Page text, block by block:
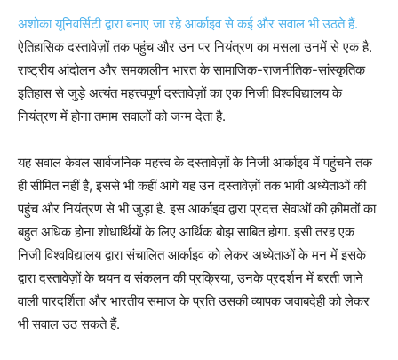
अशोका यूनिवर्सिटी द्वारा बनाए जा रहे आर्काइव से कई और सवाल भी उठते हैं.
ऐतिहासिक दस्तावेज़ों तक पहुंच और उन पर नियंत्रण का मसला उनमें से एक है.
राष्ट्रीय आंदोलन और समकालीन भारत के सामाजिक-राजनीतिक-सांस्कृतिक
इतिहास से जुड़े अत्यंत महत्त्वपूर्ण दस्तावेज़ों का एक निजी विश्वविद्यालय के
नियंत्रण में होना तमाम सवालों को जन्म देता है.
यह सवाल केवल सार्वजनिक महत्त्व के दस्तावेज़ों के निजी आर्काइव में पहुंचने तक
ही सीमित नहीं है, इससे भी कहीं आगे यह उन दस्तावेज़ों तक भावी अध्येताओं की
पहुंच और नियंत्रण से भी जुड़ा है. इस आर्काइव द्वारा प्रदत्त सेवाओं की क़ीमतों का
बहुत अधिक होना शोधार्थियों के लिए आर्थिक बोझ साबित होगा. इसी तरह एक
निजी विश्वविद्यालय द्वारा संचालित आर्काइव को लेकर अध्येताओं के मन में इसके
द्वारा दस्तावेज़ों के चयन व संकलन की प्रक्रिया, उनके प्रदर्शन में बरती जाने
वाली पारदर्शिता और भारतीय समाज के प्रति उसकी व्यापक जवाबदेही को लेकर
भी सवाल उठ सकते हैं.